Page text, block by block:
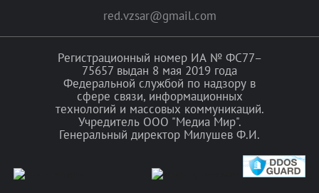
red.vzsar@gmail.com
Регистрационный номер ИА № ФС77–
75657 выдан 8 мая 2019 года
Федеральной службой по надзору в
сфере связи, информационных
технологий и массовых коммуникаций.
Учредитель ООО "Медиа Мир".
Генеральный директор Милушев Ф.И.